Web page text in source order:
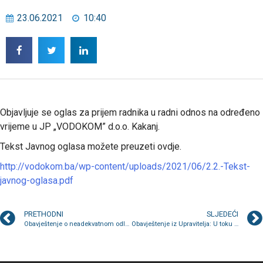
23.06.2021 10:40
Objavljuje se oglas za prijem radnika u radni odnos na određeno
vrijeme u JP „VODOKOM” d.o.o. Kakanj.
Tekst Javnog oglasa možete preuzeti ovdje.
http://vodokom.ba/wp-content/uploads/2021/06/2.2.-Tekst-
javnog-oglasa.pdf
PRETHODNI
Obavještenje o neadekvatnom odlaganju otpada na izletištu Ponijeri
SLJEDEĆI
Obavještenje iz Upravitelja: U toku dezinsekcija u zgradama NIZ C (ulaz 1) i D (dva ulaza)